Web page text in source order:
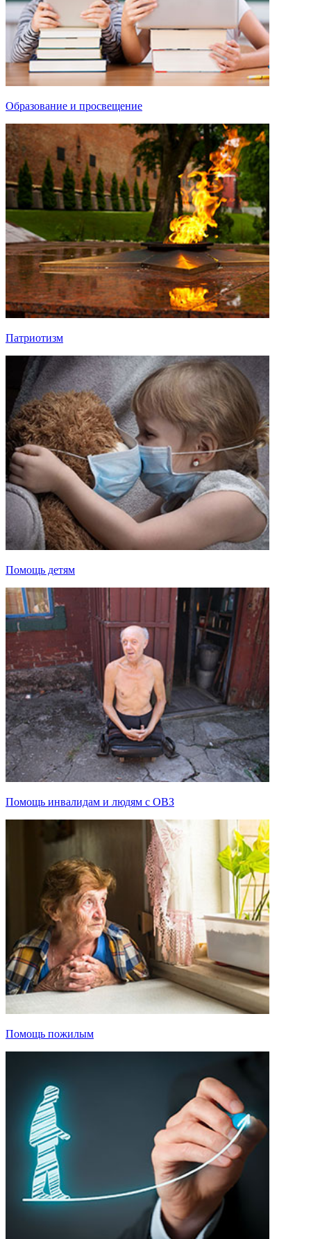
Образование и просвещение
Патриотизм
Помощь детям
Помощь инвалидам и людям с ОВЗ
Помощь пожилым